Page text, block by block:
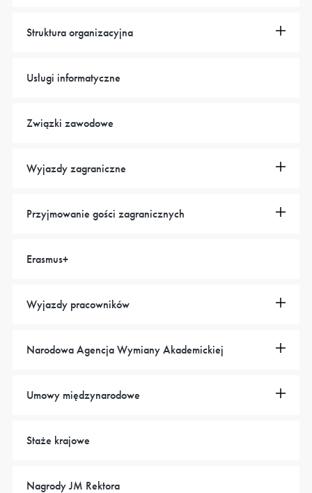
Struktura organizacyjna
Usługi informatyczne
Związki zawodowe
Wyjazdy zagraniczne
Przyjmowanie gości zagranicznych
Erasmus+
Wyjazdy pracowników
Narodowa Agencja Wymiany Akademickiej
Umowy międzynarodowe
Staże krajowe
Nagrody JM Rektora